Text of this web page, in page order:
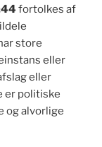
fortolkes af
store
eller
eller
er politiske
og alvorlige